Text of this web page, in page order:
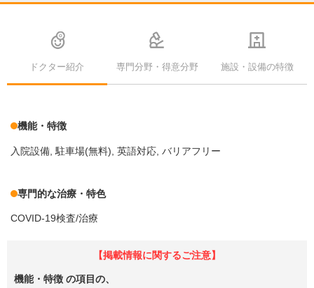
ドクター紹介 専門分野・得意分野 施設・設備の特徴
機能・特徴
入院設備 駐車場(無料) 英語対応 バリアフリー
専門的な治療・特色
COVID-19検査/治療
【掲載情報に関するご注意】
機能・特徴 の項目の、